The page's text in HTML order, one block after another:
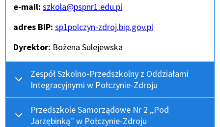
e-mail: szkola@pspnr1.edu.pl
adres BIP: Otworzy
w
nowym
oknie
sp1polczyn-zdroj.bip.gov.pl
Dyrektor: Bożena Sulejewska
Zespół Szkolno-Przedszkolny z Oddziałami
Integracyjnymi w Połczynie-Zdroju
Przedszkole Samorządowe Nr 2 ,,Pod
Jarzębinką'' w Połczynie-Zdroju